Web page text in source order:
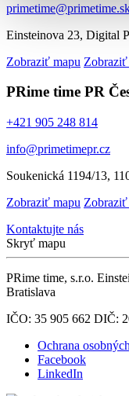
Einsteinova 23, Digital
Zobraziť mapu Zobraziť
PRime time PR
+421 905 248 814
info@primetimepr.cz
Soukenická 1194/13,
Zobraziť mapu Zobraziť
Kontaktujte nás
Skryť mapu
PRime time, s.r.o.
Bratislava
IČO: 35 905 662 DIČ:
Ochrana
Facebook
LinkedIn